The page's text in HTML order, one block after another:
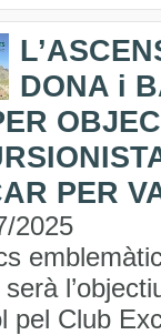
DONA i
PER
2025
pel Club